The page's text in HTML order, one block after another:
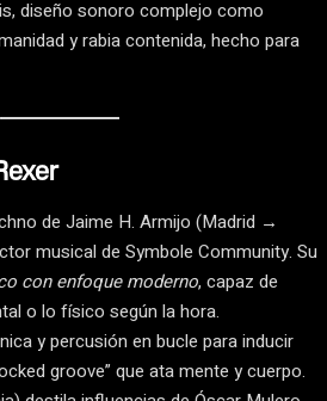
diseño sonoro complejo como
y rabia contenida, hecho para
de Jaime H. Armijo (Madrid →
musical de Symbole Community. Su
con enfoque moderno, capaz de
o lo físico según la hora.
y percusión en bucle para inducir
groove” que ata mente y cuerpo.